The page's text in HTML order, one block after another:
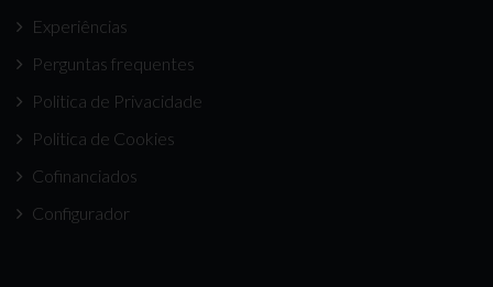
Experiências
Perguntas frequentes
Politica de Privacidade
Politica de Cookies
Cofinanciados
Configurador